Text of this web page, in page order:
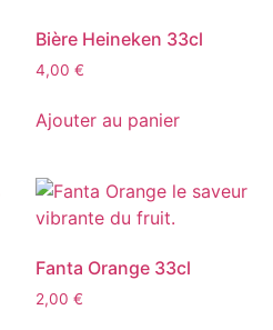
Bière Heineken 33cl
4,00 €
Ajouter au panier
Fanta Orange 33cl
2,00 €